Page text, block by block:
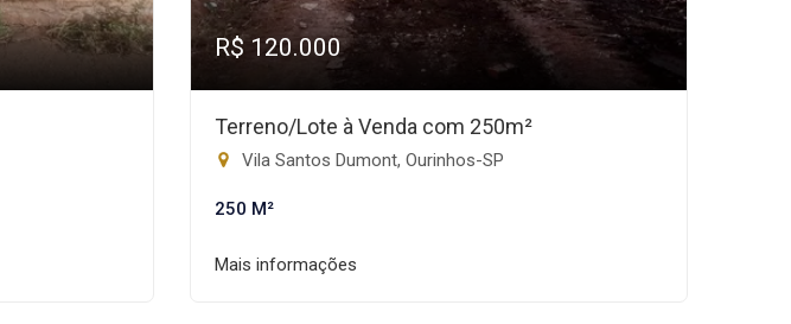
R$ 120.000
Terreno/Lote à Venda com 250m²
Vila Santos Dumont, Ourinhos-SP
250 M²
Mais informações